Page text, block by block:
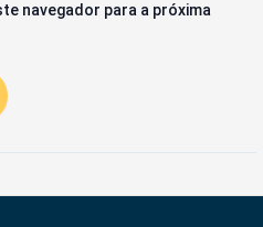
navegador para a próxima